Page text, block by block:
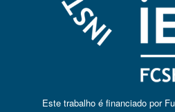
Este trabalho é financiado por